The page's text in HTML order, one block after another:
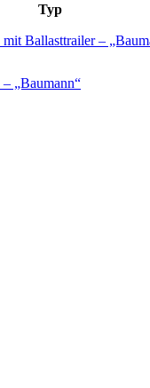
Typ
Ballasttrailer –
„Baumann“